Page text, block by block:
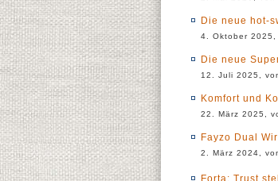
Die neue hot-
4. Oktober 2025,
Die neue
12. Juli 2025,
Komfort und
22. März 2025,
Fayzo Dual
2. März 2024,
Forta: Trust